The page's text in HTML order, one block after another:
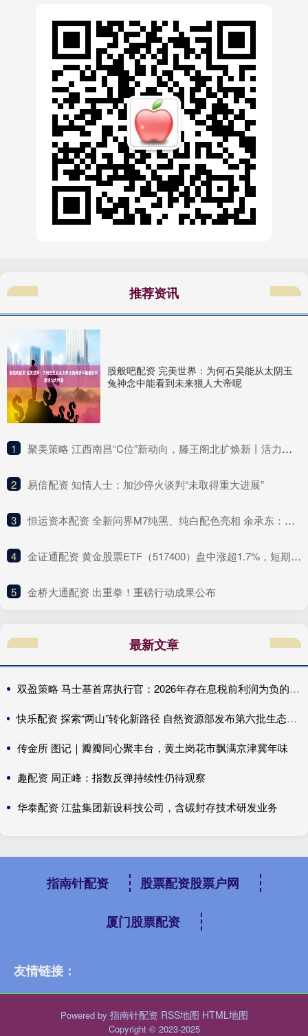
推荐资讯
股般吧配资 完美世界：为何石昊能从太阴玉
兔神念中能看到未来狠人大帝呢
1 ​聚美策略 江西南昌“C位”新动向，滕王阁北扩焕新丨活力中国调研行
2 ​易倍配资 知情人士：加沙停火谈判“未取得重大进展”
3 ​恒运资本配资 全新问界M7纯黑、纯白配色亮相 余承东：黑白武士款安排上了
4 ​金证通配资 黄金股票ETF（517400）盘中涨超1.7%，短期冲高动能与长期支撑逻辑并存
5 ​金桥大通配资 出重拳！重磅行动成果公布
最新文章
双盈策略 马士基首席执行官：2026年存在息税前利润为负的风险。
快乐配资 探索“两山”转化新路径 自然资源部发布第六批生态产品价值实现案例
传金所 图记｜瓣瓣同心聚丰台，黄土岗花市飘满京津冀年味
趣配资 周正峰：指数反弹持续性仍待观察
华泰配资 江盐集团新设科技公司，含碳封存技术研发业务
指南针配资 股票配资股票户网
厦门股票配资
友情链接：
Powered by 指南针配资 RSS地图 HTML地图
Copyright © 2023-2025